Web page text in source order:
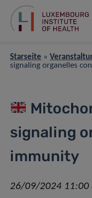
Starseite »
signaling organelles
signaling
immunity
26/09/2024 11:00